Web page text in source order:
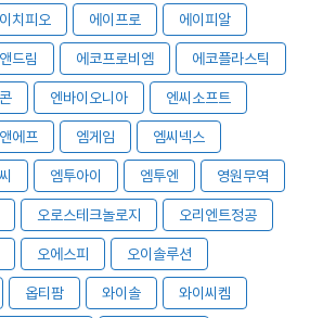
치피오 에이프로 에이피알
드림 에코프로비엠 에코플라스틱
엔바이오니아 엔씨소프트
에프 엠게임 엠씨넥스
엠투아이 엠투엔 영원무역
오로스테크놀로지 오리엔트정공
오에스피 오이솔루션
옵티팜 와이솔 와이씨켐